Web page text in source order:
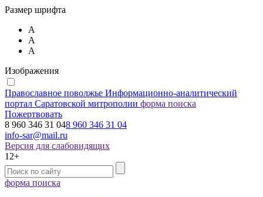
Размер шрифта
А
А
А
Изображения
Православное поволжье Информационно-аналитический
портал Саратовской митрополии форма поиска
Пожертвовать
8 960 346 31 048 960 346 31 04
info-sar@mail.ru
Версия для слабовидящих
12+
форма поиска